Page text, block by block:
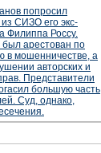
попросил
из СИЗО его экс-
Филиппа Россу.
был арестован по
в мошенничестве, а
авторских и
Представители
большую часть
Суд, однако,